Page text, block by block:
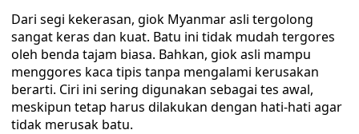
Dari segi kekerasan, giok Myanmar asli tergolong
sangat keras dan kuat. Batu ini tidak mudah tergores
oleh benda tajam biasa. Bahkan, giok asli mampu
menggores kaca tipis tanpa mengalami kerusakan
berarti. Ciri ini sering digunakan sebagai tes awal,
meskipun tetap harus dilakukan dengan hati-hati agar
tidak merusak batu.